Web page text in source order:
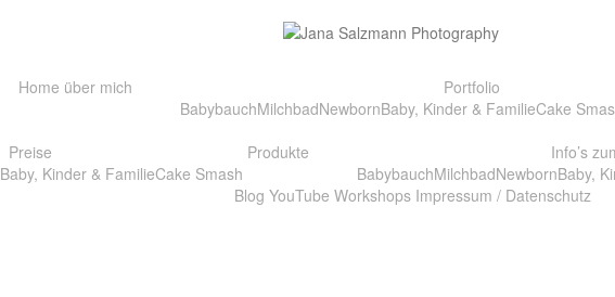
Home über mich
Portfolio
BabybauchMilchbadNewbornBaby, Kinder & FamilieCake
Preise
Baby, Kinder & FamilieCake Smash
Produkte
Info’s
BabybauchMilchbadNewbornBaby,
Blog YouTube Workshops Impressum / Datenschutz